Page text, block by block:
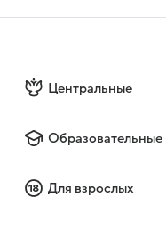
Центральные
Образовательные
Для взрослых